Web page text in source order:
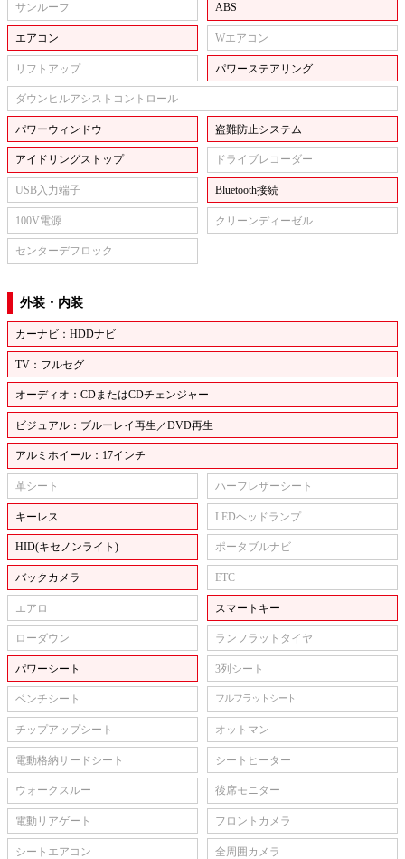
サンルーフ ABS
エアコン Wエアコン
リフトアップ パワーステアリング
ダウンヒルアシストコントロール
パワーウィンドウ 盗難防止システム
アイドリングストップ ドライブレコーダー
USB入力端子 Bluetooth接続
100V電源 クリーンディーゼル
センターデフロック
外装・内装
カーナビ：HDDナビ
TV：フルセグ
オーディオ：CDまたはCDチェンジャー
ビジュアル：ブルーレイ再生／DVD再生
アルミホイール：17インチ
革シート ハーフレザーシート
キーレス LEDヘッドランプ
HID(キセノンライト) ポータブルナビ
バックカメラ ETC
エアロ スマートキー
ローダウン ランフラットタイヤ
パワーシート 3列シート
ベンチシート フルフラットシート
チップアップシート オットマン
電動格納サードシート シートヒーター
ウォークスルー 後席モニター
電動リアゲート フロントカメラ
シートエアコン 全周囲カメラ